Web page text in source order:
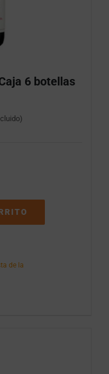
6 botellas
de la